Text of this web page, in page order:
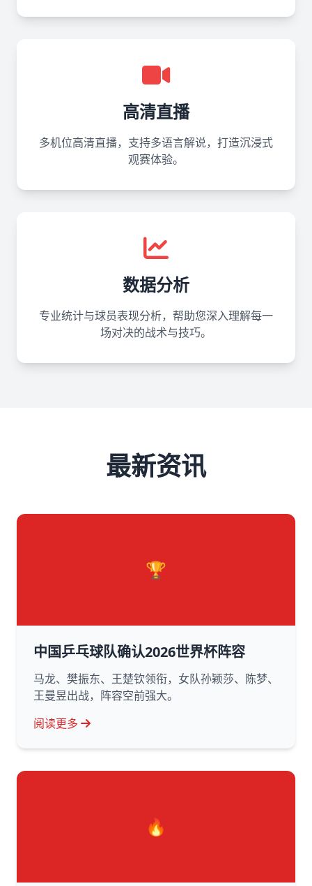
高清直播
多机位高清直播，支持多语言解说，打造沉浸式
观赛体验。
数据分析
专业统计与球员表现分析，帮助您深入理解每一
场对决的战术与技巧。
最新资讯
🏆
中国乒乓球队确认2026世界杯阵容
马龙、樊振东、王楚钦领衔，女队孙颖莎、陈梦、
王曼昱出战，阵容空前强大。
阅读更多
🔥